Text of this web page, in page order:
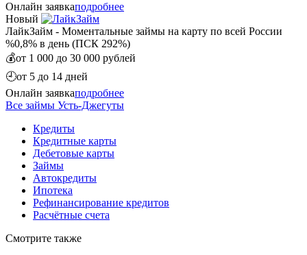
Онлайн заявкаподробнее
Новый
ЛайкЗайм - Моментальные займы на карту по всей России
%0,8% в день (ПСК 292%)
💰от 1 000 до 30 000 рублей
🕘от 5 до 14 дней
Онлайн заявкаподробнее
Все займы Усть-Джегуты
Кредиты
Кредитные карты
Дебетовые карты
Займы
Автокредиты
Ипотека
Рефинансирование кредитов
Расчётные счета
Смотрите также